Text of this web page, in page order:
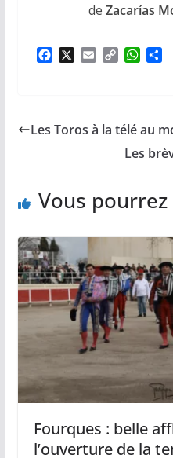
de Zacarías
o
i
n
W
A
p
g
e
Les Toros à la télé au
Les
Vous
Fourques : belle
l’ouverture de la